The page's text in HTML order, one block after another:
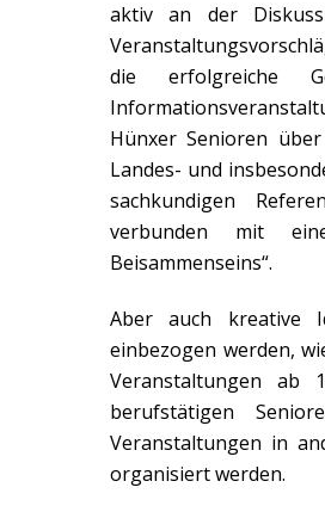
aktiv an der
die erfolgreiche
Hünxer Senioren
Landes- und
sachkundigen
verbunden mit
Beisammenseins“.
Aber auch kreative
einbezogen werden,
Veranstaltungen ab
berufstätigen
Veranstaltungen in
organisiert werden.